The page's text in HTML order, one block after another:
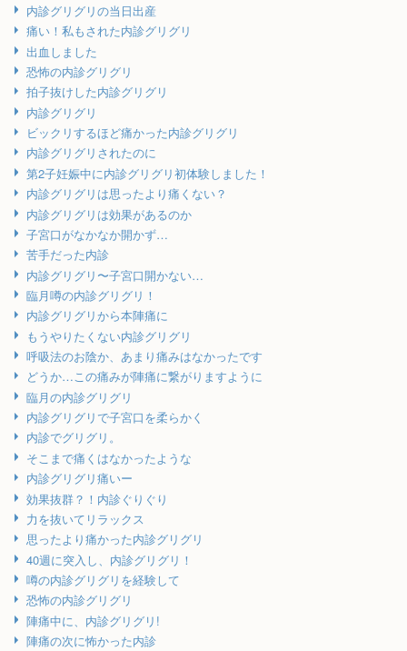
内診グリグリの当日出産
痛い！私もされた内診グリグリ
出血しました
恐怖の内診グリグリ
拍子抜けした内診グリグリ
内診グリグリ
ビックリするほど痛かった内診グリグリ
内診グリグリされたのに
第2子妊娠中に内診グリグリ初体験しました！
内診グリグリは思ったより痛くない？
内診グリグリは効果があるのか
子宮口がなかなか開かず…
苦手だった内診
内診グリグリ〜子宮口開かない…
臨月噂の内診グリグリ！
内診グリグリから本陣痛に
もうやりたくない内診グリグリ
呼吸法のお陰か、あまり痛みはなかったです
どうか…この痛みが陣痛に繋がりますように
臨月の内診グリグリ
内診グリグリで子宮口を柔らかく
内診でグリグリ。
そこまで痛くはなかったような
内診グリグリ痛いー
効果抜群？！内診ぐりぐり
力を抜いてリラックス
思ったより痛かった内診グリグリ
40週に突入し、内診グリグリ！
噂の内診グリグリを経験して
恐怖の内診グリグリ
陣痛中に、内診グリグリ!
陣痛の次に怖かった内診